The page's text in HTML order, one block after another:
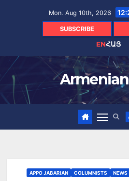
Mon. Aug 10th, 2026
SUBSCRIBE
ENՀԱՅ
APPO JABARIAN COLUMNISTS NEWS